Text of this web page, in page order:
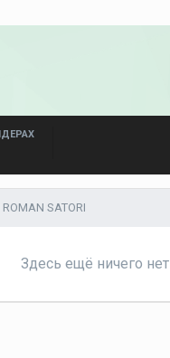
SATORI
Здесь ещё ничего нет